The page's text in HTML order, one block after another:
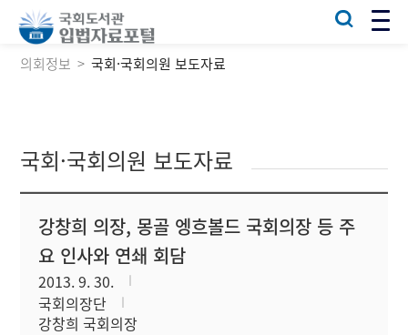
의회정보 국회·국회의원 보도자료
국회·국회의원 보도자료
강창희 의장, 몽골 엥흐볼드 국회의장 등 주
요 인사와 연쇄 회담
2013. 9. 30.
국회의장단
강창희 국회의장